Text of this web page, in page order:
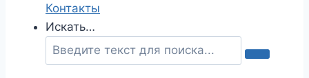
Контакты
Искать…